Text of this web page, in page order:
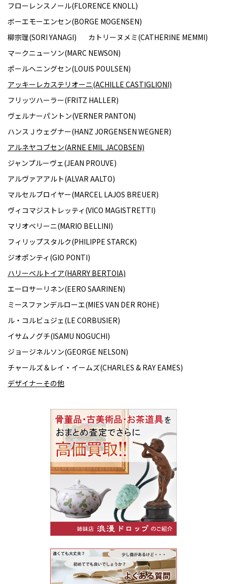
フローレンスノール(FLORENCE KNOLL)
ボーエモーエンセン(BORGE MOGENSEN)
柳宗理(SORI YANAGI)
カトリーヌメミ(CATHERINE MEMMI)
マークニューソン(MARC NEWSON)
ポールヘニングセン(LOUIS POULSEN)
アッキーレカステリオーニ(ACHILLE CASTIGLIONI)
フリッツハーラー(FRITZ HALLER)
ヴェルナーパントン(VERNER PANTON)
ハンスＪウェグナー(HANZ JORGENSEN WEGNER)
アルネヤコブセン(ARNE EMIL JACOBSEN)
ジャンプルーヴェ(JEAN PROUVE)
アルヴァアアルト(ALVAR AALTO)
マルセルブロイヤー(MARCEL LAJOS BREUER)
ヴィコマジストレッティ(VICO MAGISTRETTI)
マリオベリーニ(MARIO BELLINI)
フィリップスタルク(PHILIPPE STARCK)
ジオポンティ(GIO PONTI)
ハリーベルトイア(HARRY BERTOIA)
エーロサーリネン(EERO SAARINEN)
ミースファンデルローエ(MIES VAN DER ROHE)
ル・コルビュジェ(LE CORBUSIER)
イサムノグチ(ISAMU NOGUCHI)
ジョージネルソン(GEORGE NELSON)
チャールズ＆レイ・イームズ(CHARLES & RAY EAMES)
デザイナーその他